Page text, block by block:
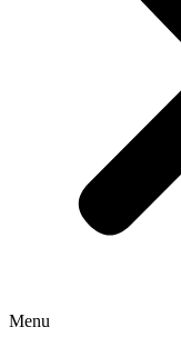
Menu